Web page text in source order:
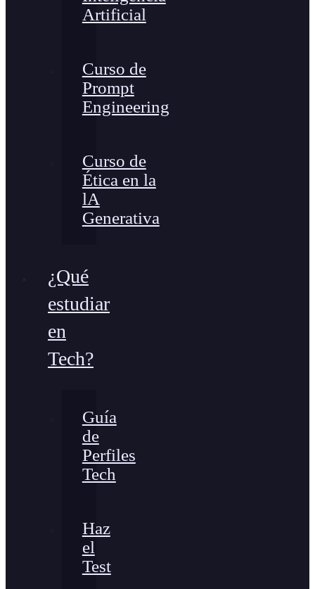
Artificial
Curso de
Prompt
Engineering
Curso de
Ética en la
lA
Generativa
¿Qué
estudiar
en
Tech?
Guía
de
Perfiles
Tech
Haz
el
Test